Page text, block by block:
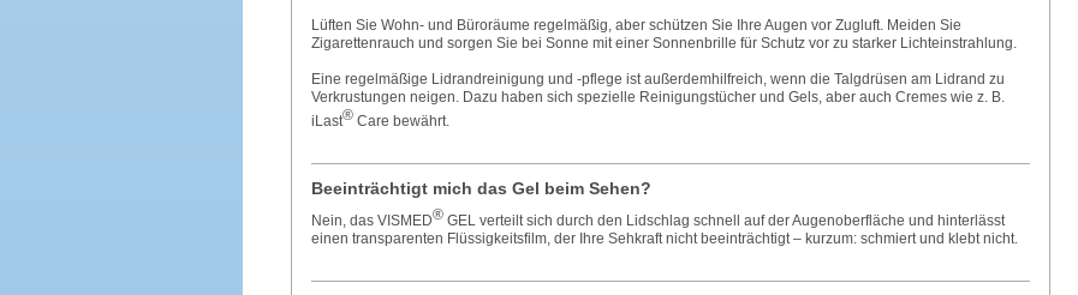
Lüften Sie Wohn- und Büroräume regelmäßig, aber schützen Sie Ihre Augen vor Zugluft. Meiden Sie
Zigarettenrauch und sorgen Sie bei Sonne mit einer Sonnenbrille für Schutz vor zu starker Lichteinstrahlung.
Eine regelmäßige Lidrandreinigung und -pflege ist außerdemhilfreich, wenn die Talgdrüsen am Lidrand zu
Verkrustungen neigen. Dazu haben sich spezielle Reinigungstücher und Gels, aber auch Cremes wie z. B.
iLast®Care bewährt.
Beeinträchtigt mich das Gel beim Sehen?
Nein, das VISMED®GEL verteilt sich durch den Lidschlag schnell auf der Augenoberfläche und hinterlässt
einen transparenten Flüssigkeitsfilm, der Ihre Sehkraft nicht beeinträchtigt – kurzum: schmiert und klebt nicht.